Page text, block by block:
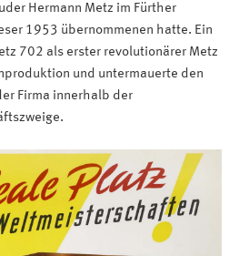
Hermann Metz im Fürther
1953 übernommenen hatte. Ein
702 als erster revolutionärer Metz
und untermauerte den
Firma innerhalb der